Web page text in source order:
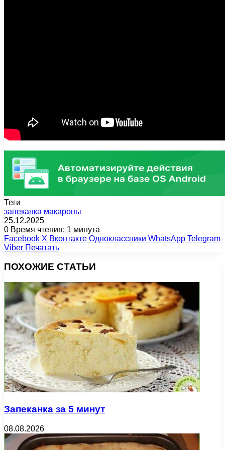
Теги
запеканка макароны
25.12.2025
0 Время чтения: 1 минута
Facebook X Вконтакте Одноклассники WhatsApp Telegram
Viber Печатать
ПОХОЖИЕ СТАТЬИ
Запеканка за 5 минут
08.08.2026